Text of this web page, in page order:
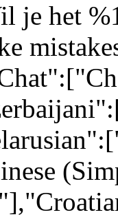
je het